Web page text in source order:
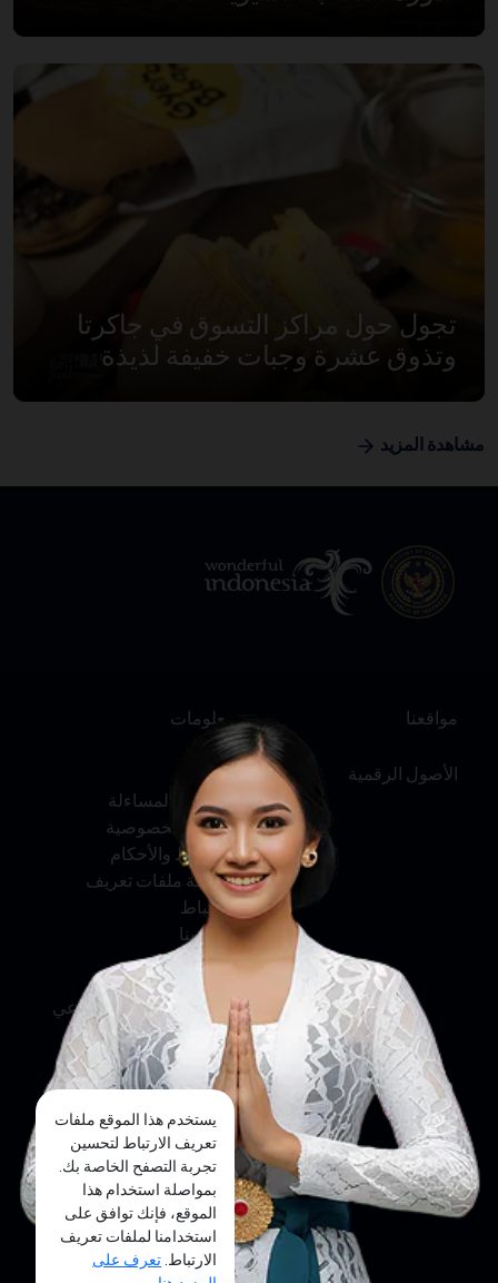
يستخدم هذا الموقع ملفات
تعريف الارتباط لتحسين
تجربة التصفح الخاصة بك.
بمواصلة استخدام هذا
الموقع، فإنك توافق على
استخدامنا لملفات تعريف
الارتباط.تعرف على
تجول حول مراكز التسوق في جاكرتا
وتذوق عشرة وجبات خفيفة لذيذة
مشاهدة المزيد
مواقعنا
الأصول الرقمية
معلومات
عنّا
الخدمة والمساءلة
سياسة الخصوصية
الشروط والأحكام
سياسة ملفات تعريف
الارتباط
اتصل بنا
وسائل التواصل الاجتماعي
فيسبوك
إنستجرام
يوتيوب
تيك توك